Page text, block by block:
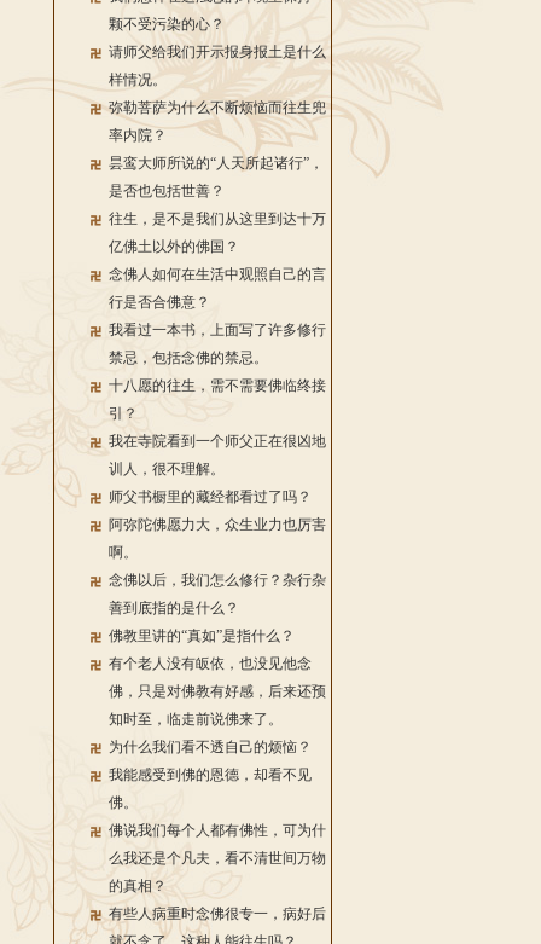
颗不受污染的心？
请师父给我们开示报身报土是什么
样情况。
弥勒菩萨为什么不断烦恼而往生兜
率内院？
昙鸾大师所说的“人天所起诸行”，
是否也包括世善？
往生，是不是我们从这里到达十万
亿佛土以外的佛国？
念佛人如何在生活中观照自己的言
行是否合佛意？
我看过一本书，上面写了许多修行
禁忌，包括念佛的禁忌。
十八愿的往生，需不需要佛临终接
引？
我在寺院看到一个师父正在很凶地
训人，很不理解。
师父书橱里的藏经都看过了吗？
阿弥陀佛愿力大，众生业力也厉害
啊。
念佛以后，我们怎么修行？杂行杂
善到底指的是什么？
佛教里讲的“真如”是指什么？
有个老人没有皈依，也没见他念
佛，只是对佛教有好感，后来还预
知时至，临走前说佛来了。
为什么我们看不透自己的烦恼？
我能感受到佛的恩德，却看不见
佛。
佛说我们每个人都有佛性，可为什
么我还是个凡夫，看不清世间万物
的真相？
有些人病重时念佛很专一，病好后